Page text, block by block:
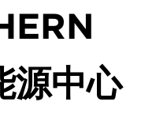
源中心